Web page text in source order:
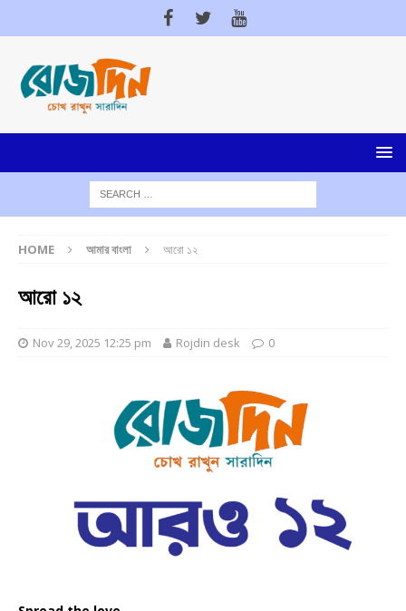
HOME আমার বাংলা আরো ১২
আরো ১২
Nov 29, 2025 12:25 pm Rojdin desk 0